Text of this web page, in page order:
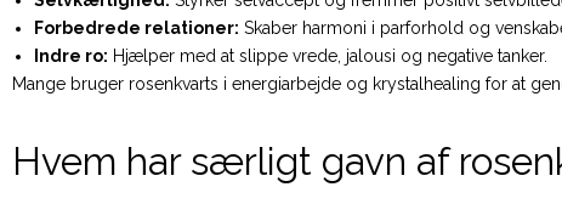
Forbedrede relationer: Skaber harmoni i parforhold og
Indre ro: Hjælper med at slippe vrede, jalousi og negative tanker.
Mange bruger rosenkvarts i energiarbejde og krystalhealing for at
Hvem har særligt gavn af